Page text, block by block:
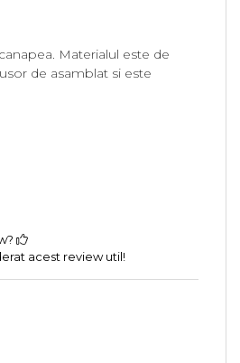
Materialul este de
de asamblat si este
acest review util!